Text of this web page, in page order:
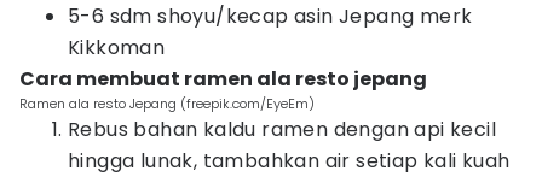
5-6 sdm shoyu/kecap asin Jepang merk
Kikkoman
Cara membuat ramen ala resto jepang
Ramen ala resto Jepang (freepik.com/EyeEm)
Rebus bahan kaldu ramen dengan api kecil
hingga lunak, tambahkan air setiap kali kuah